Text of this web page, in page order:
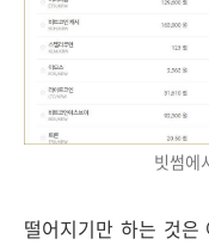
빗썸에
떨어지기만 하는 것